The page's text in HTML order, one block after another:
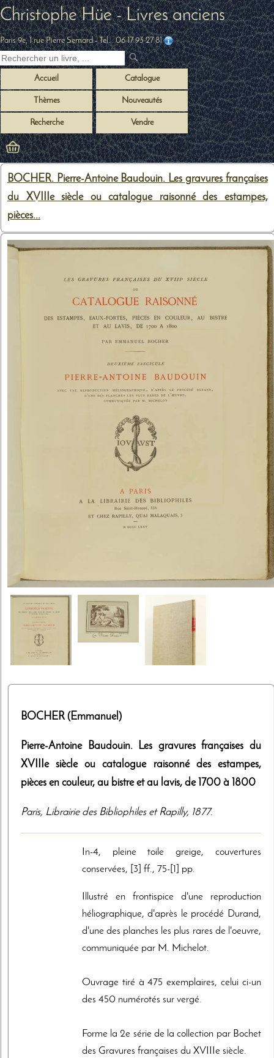
Christophe Hüe - Livres anciens
Paris 9e, 1 rue Pierre Semard- Tel. :06 17 93 27 81
Accueil Catalogue
Thèmes Nouveautés
Recherche Vendre
BOCHER. Pierre-Antoine Baudouin. Les gravures françaises
du XVIIIe siècle ou catalogue raisonné des estampes,
pièces...
BOCHER (Emmanuel)
Pierre-Antoine Baudouin. Les gravures françaises du
XVIIIe siècle ou catalogue raisonné des estampes,
pièces en couleur, au bistre et au lavis, de 1700 à 1800
Paris, Librairie des Bibliophiles et Rapilly, 1877.
In-4, pleine toile greige, couvertures
conservées, [3] ff., 75-[1] pp.
Illustré en frontispice d'une reproduction
héliographique, d'après le procédé Durand,
d'une des planches les plus rares de l'oeuvre,
communiquée par M. Michelot.
Ouvrage tiré à 475 exemplaires, celui ci-un
des 450 numérotés sur vergé.
Forme la 2e série de la collection par Bochet
des Gravures françaises du XVIIIe siècle.